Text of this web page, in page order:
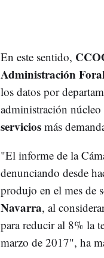
En este sentido,
Administración
los datos por
administración núcleo
servicios más
"El informe de la
denunciando desde
produjo en el mes de
Navarra, al
para reducir al 8% la
marzo de 2017", ha